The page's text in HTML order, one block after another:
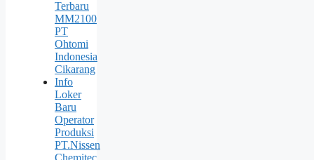
Terbaru
MM2100
PT
Ohtomi
Indonesia
Cikarang
Info
Loker
Baru
Operator
Produksi
PT.Nissen
Chemitec